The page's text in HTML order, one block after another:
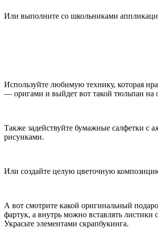
Или выполните со школьниками
Используйте любимую технику, которая
— оригами и выйдет вот такой тюльпан на
Также задействуйте бумажные салфетки с
рисунками.
Или создайте целую цветочную
А вот смотрите какой оригинальный
фартук, а внутрь можно вставлять листики
Украсьте элементами скрапбукинга.